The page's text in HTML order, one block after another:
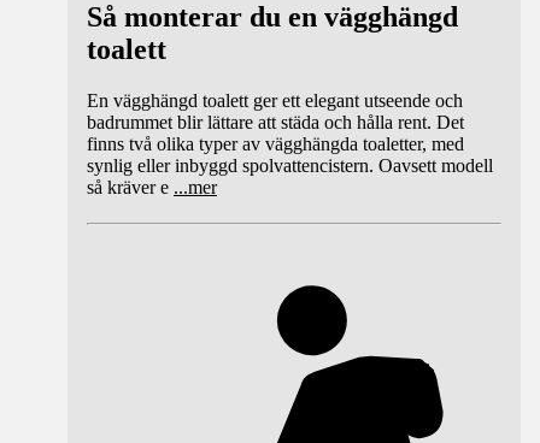
Så monterar du en vägghängd
toalett
En vägghängd toalett ger ett elegant utseende och
badrummet blir lättare att städa och hålla rent. Det
finns två olika typer av vägghängda toaletter, med
synlig eller inbyggd spolvattencistern. Oavsett modell
så kräver e ...mer